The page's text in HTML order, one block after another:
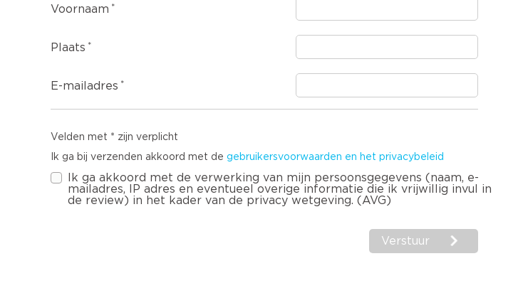
Voornaam
Plaats
E-mailadres
Velden met * zijn verplicht
Ik ga bij verzenden akkoord met de gebruikersvoorwaarden en het privacybeleid
Ik ga akkoord met de verwerking van mijn persoonsgegevens (naam, e-
mailadres, IP adres en eventueel overige informatie die ik vrijwillig invul in
de review) in het kader van de privacy wetgeving. (AVG)
Verstuur